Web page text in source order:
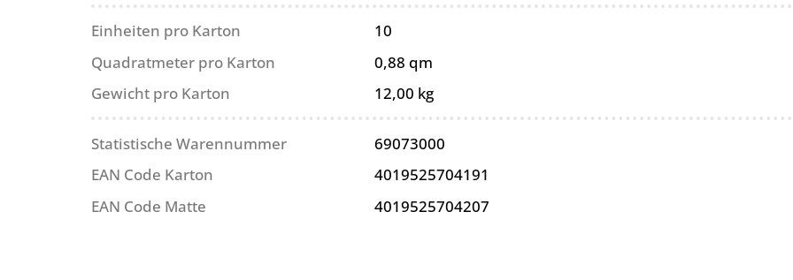
Einheiten pro Karton
10
Quadratmeter pro Karton
0,88 qm
Gewicht pro Karton
12,00 kg
Statistische Warennummer
69073000
EAN Code Karton
4019525704191
EAN Code Matte
4019525704207